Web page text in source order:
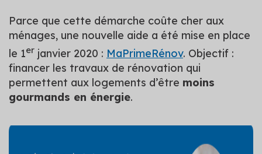
Parce que cette démarche coûte cher aux
ménages, une nouvelle aide a été mise en place
le 1er janvier 2020 : MaPrimeRénov. Objectif :
financer les travaux de rénovation qui
permettent aux logements d’être moins
gourmands en énergie.